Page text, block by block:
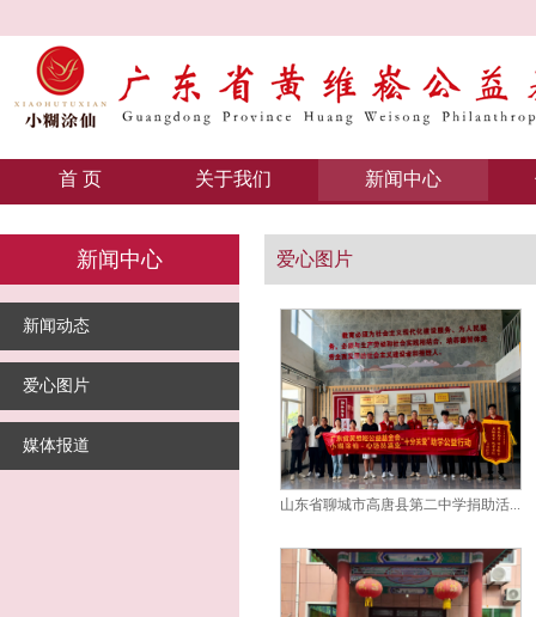
首 页 关于我们 新闻中心
新闻中心
新闻动态
爱心图片
媒体报道
爱心图片
山东省聊城市高唐县第二中学捐助活...